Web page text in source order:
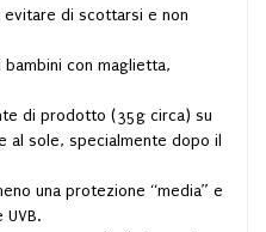
di scottarsi e non
con maglietta,
di prodotto (35g circa) su
sole, specialmente dopo il
una protezione “media” e
UVB.